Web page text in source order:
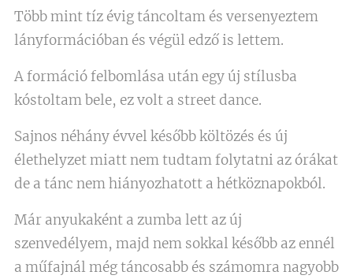
Több mint tíz évig táncoltam és versenyeztem
lányformációban és végül edző is lettem.
A formáció felbomlása után egy új stílusba
kóstoltam bele, ez volt a street dance.
Sajnos néhány évvel később költözés és új
élethelyzet miatt nem tudtam folytatni az órákat
de a tánc nem hiányozhatott a hétköznapokból.
Már anyukaként a zumba lett az új
szenvedélyem, majd nem sokkal később az ennél
a műfajnál még táncosabb és számomra nagyobb